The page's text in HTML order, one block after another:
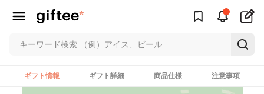
ギフト情報 ギフト詳細 商品仕様 注意事項